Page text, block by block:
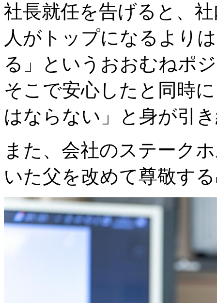
社長就任を告げると、
人がトップになるより
る」というおおむねポ
そこで安心したと同時
はならない」と身が引
また、会社のステーク
いた父を改めて尊敬す